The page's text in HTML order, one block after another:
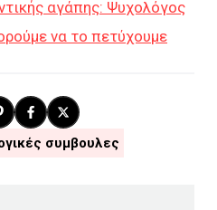
αγάπης: Ψυχολόγος
να το πετύχουμε
συμβουλες